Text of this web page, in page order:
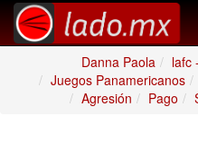
Danna Paola
lafc
Juegos Panamericanos
Agresión
Pago